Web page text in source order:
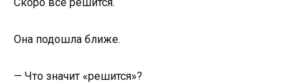
Она подошла ближе.
— Что значит «решится»?